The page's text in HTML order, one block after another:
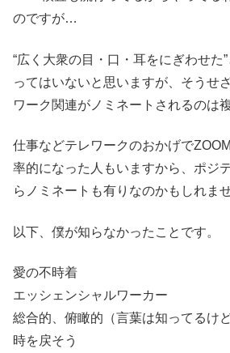
のですが…
“広く大衆の目・口・耳をにぎわせた
ってはいないと思いますが、そうせ
ワーク関連がノミネートされるのは
仕事などテレワークのおかげで
率的になった人もいますから、ポジ
らノミネートも有りなのかもしれませ
以下、僕が知らなかったことです。
愛の不時着
エッシェンシャルワーカー
総合的、俯瞰的（言葉は知ってるけ
時を戻そう